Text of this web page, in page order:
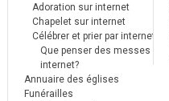
Adoration sur internet
Chapelet sur internet
Célébrer et prier par internet
Que penser des messes
internet?
Annuaire des églises
Funérailles